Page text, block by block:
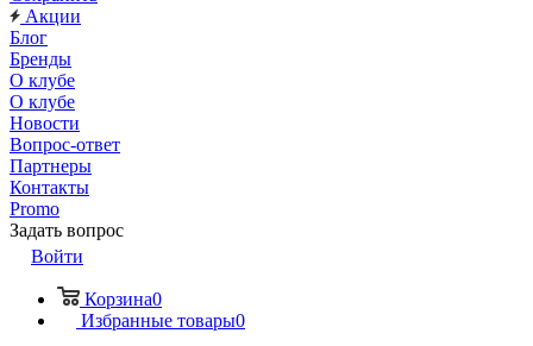
Акции
Блог
Бренды
О клубе
О клубе
Новости
Вопрос-ответ
Партнеры
Контакты
Promo
Задать вопрос
Войти
Корзина0
Избранные товары0